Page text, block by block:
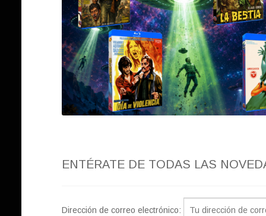
ENTÉRATE DE TODAS LAS
Dirección de correo electrónico: